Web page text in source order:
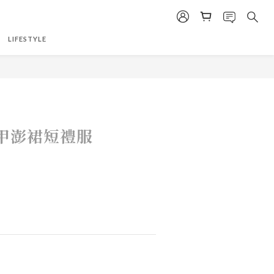
LIFESTYLE
澎裙短禮服